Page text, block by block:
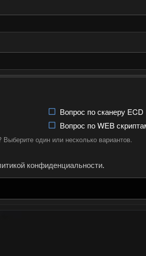
Вопрос по сканеру ECD
Вопрос по WEB
один или несколько вариантов.
конфиденциальности.